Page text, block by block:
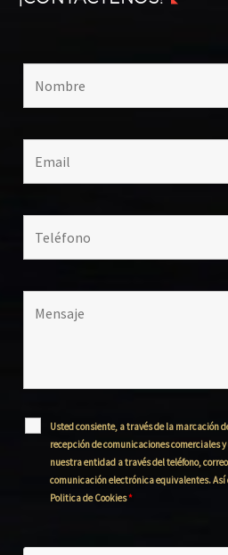
Usted consiente, a través de la marcación
recepción de comunicaciones comerciales
nuestra entidad a través del teléfono,
comunicación electrónica equivalentes.
Politica de Cookies*